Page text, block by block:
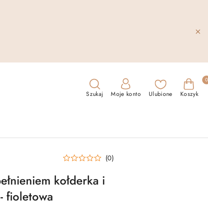
Szukaj Moje konto Ulubione Koszyk
0
(0)
kołderka i
fioletowa